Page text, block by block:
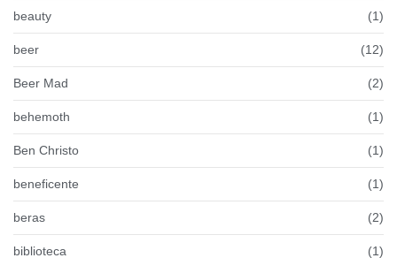
beauty (1)
beer (12)
Beer Mad (2)
behemoth (1)
Ben Christo (1)
beneficente (1)
beras (2)
biblioteca (1)